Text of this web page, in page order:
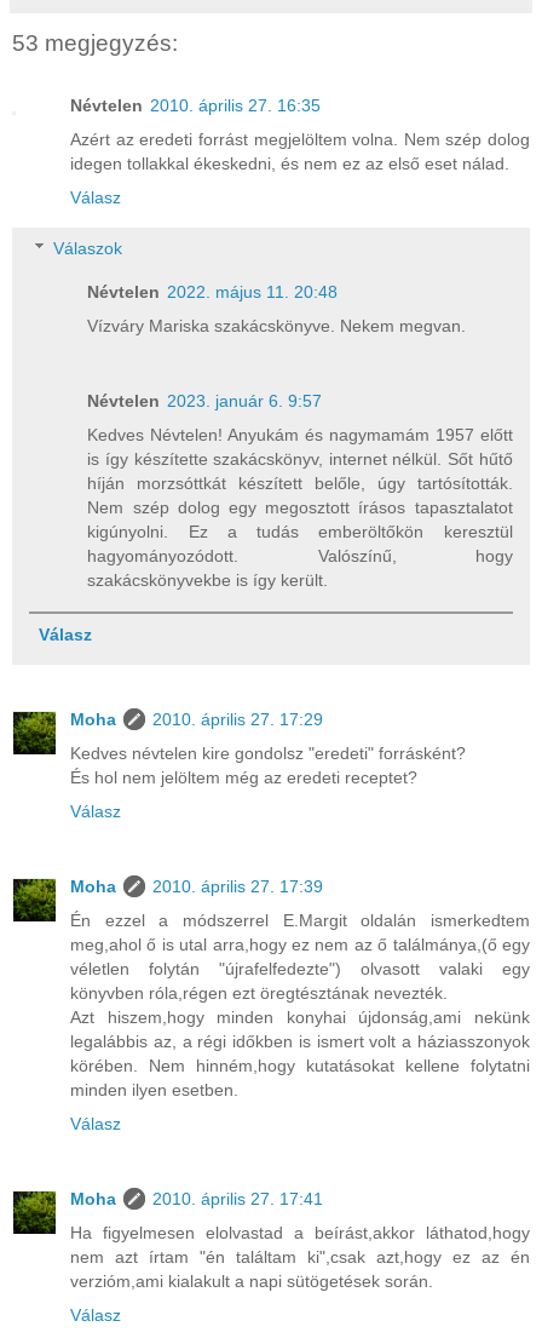
53 megjegyzés:
Névtelen 2010. április 27. 16:35
Azért az eredeti forrást megjelöltem volna. Nem szép dolog
idegen tollakkal ékeskedni, és nem ez az első eset nálad.
Válasz
Válaszok
Névtelen 2022. május 11. 20:48
Vízváry Mariska szakácskönyve. Nekem megvan.
Névtelen 2023. január 6. 9:57
Kedves Névtelen! Anyukám és nagymamám 1957 előtt
is így készítette szakácskönyv, internet nélkül. Sőt hűtő
híján morzsóttkát készített belőle, úgy tartósították.
Nem szép dolog egy megosztott írásos tapasztalatot
kigúnyolni. Ez a tudás emberöltőkön keresztül
hagyományozódott. Valószínű, hogy
szakácskönyvekbe is így került.
Válasz
Moha
2010. április 27. 17:29
Kedves névtelen kire gondolsz "eredeti" forrásként?
És hol nem jelöltem még az eredeti receptet?
Válasz
Moha
2010. április 27. 17:39
Én ezzel a módszerrel E.Margit oldalán ismerkedtem
meg,ahol ő is utal arra,hogy ez nem az ő találmánya,(ő egy
véletlen folytán "újrafelfedezte") olvasott valaki egy
könyvben róla,régen ezt öregtésztának nevezték.
Azt hiszem,hogy minden konyhai újdonság,ami nekünk
legalábbis az, a régi időkben is ismert volt a háziasszonyok
körében. Nem hinném,hogy kutatásokat kellene folytatni
minden ilyen esetben.
Válasz
Moha
2010. április 27. 17:41
Ha figyelmesen elolvastad a beírást,akkor láthatod,hogy
nem azt írtam "én találtam ki",csak azt,hogy ez az én
verzióm,ami kialakult a napi sütögetések során.
Válasz